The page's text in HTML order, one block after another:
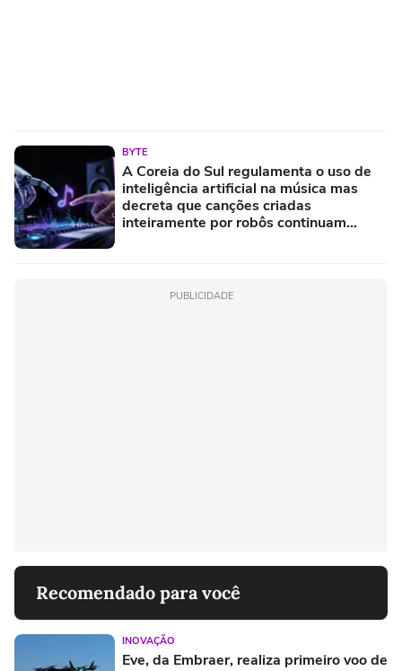
BYTE
A Coreia do Sul regulamenta o uso de
inteligência artificial na música mas
decreta que canções criadas
inteiramente por robôs continuam
PUBLICIDADE
Recomendado para você
INOVAÇÃO
Eve, da Embraer, realiza primeiro voo de